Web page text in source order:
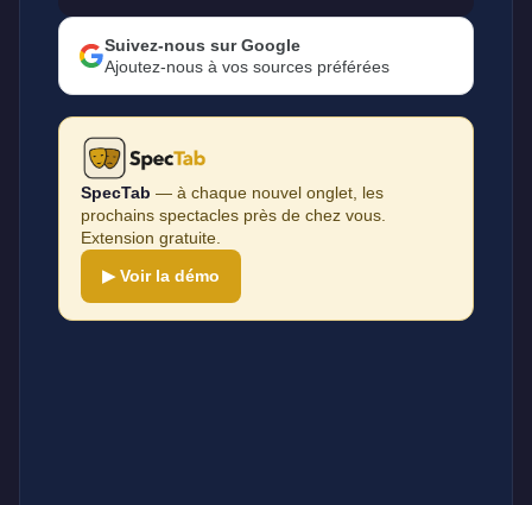
Suivez-nous sur Google
Ajoutez-nous à vos sources préférées
SpecTab — à chaque nouvel onglet, les
prochains spectacles près de chez vous.
Extension gratuite.
▶ Voir la démo